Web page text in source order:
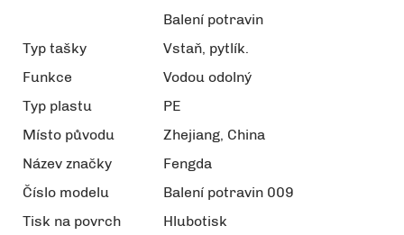
Balení potravin
Typ tašky
Vstaň, pytlík.
Funkce
Vodou odolný
Typ plastu
PE
Místo původu
Zhejiang, China
Název značky
Fengda
Číslo modelu
Balení potravin 009
Tisk na povrch
Hlubotisk